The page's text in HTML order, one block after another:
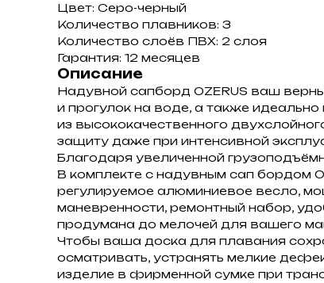
Цвет: Серо-черный
Количество плавников: 3
Количество слоёв ПВХ: 2 слоя
Гарантия: 12 месяцев
Описание
Надувной сапборд OZERUS ваш
и прогулок на воде, а также
из высококачественного
защиту даже при интенсивной
Благодаря увеличенной
В комплекте с надувным сап бордом
регулируемое алюминиевое весло,
маневренности, ремонтный набор,
продумана до мелочей для вашего
Чтобы ваша доска для плавания
осматривать, устранять мелкие
изделие в фирменной сумке при